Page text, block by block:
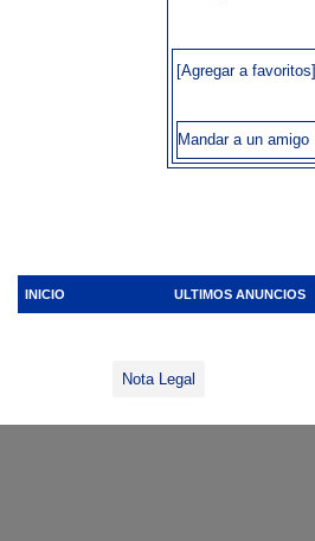
[Agregar a favoritos]
Mandar a un amigo
INICIO ULTIMOS ANUNCIOS
Nota Legal